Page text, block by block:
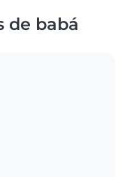
de babá